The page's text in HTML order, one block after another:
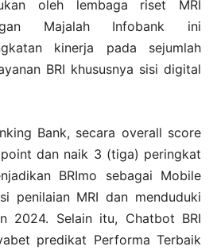
oleh lembaga riset MRI
Majalah Infobank ini
kinerja pada sejumlah
BRI khususnya sisi digital
Bank, secara overall score
dan naik 3 (tiga) peringkat
BRImo sebagai Mobile
penilaian MRI dan menduduki
2024. Selain itu, Chatbot BRI
predikat Performa Terbaik